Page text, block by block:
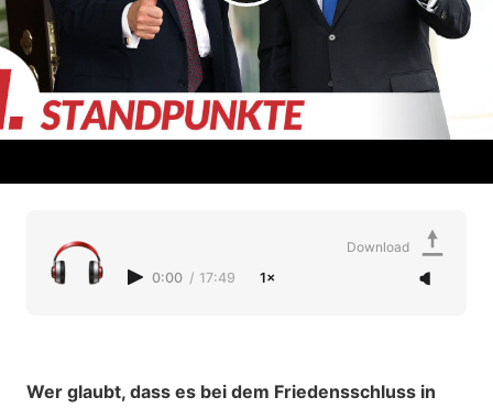
0:00 / 17:49 1×
Download
Wer glaubt, dass es bei dem Friedensschluss in